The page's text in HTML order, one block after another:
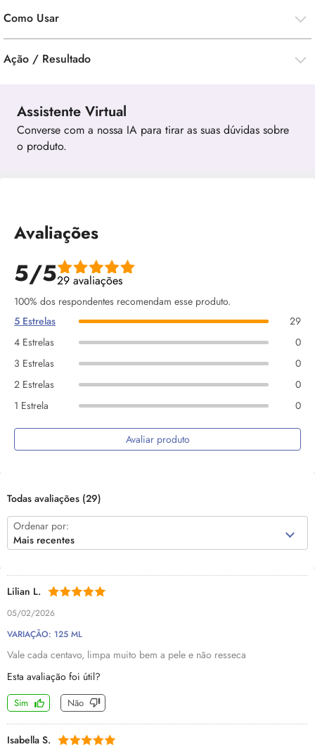
Como Usar
Ação / Resultado
Assistente Virtual
Converse com a nossa IA para tirar as suas dúvidas sobre
o produto.
Avaliações
5/529 avaliações
100% dos respondentes recomendam esse produto.
5 Estrelas
29
4 Estrelas
0
3 Estrelas
0
2 Estrelas
0
1 Estrela
0
Avaliar produto
Todas avaliações (29)
Ordenar por:
Mais recentes
Lilian L.
05/02/2026
VARIAÇÃO: 125 ML
Vale cada centavo, limpa muito bem a pele e não resseca
Esta avaliação foi útil?
Sim Não
Isabella S.